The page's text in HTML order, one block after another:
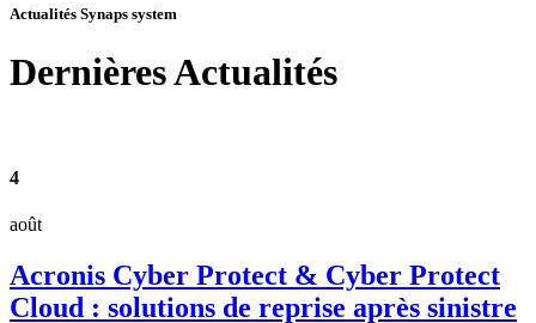
Actualités Synaps system
DernièresActualités
4
août
Acronis Cyber Protect & Cyber Protect
Cloud : solutions de reprise après sinistre